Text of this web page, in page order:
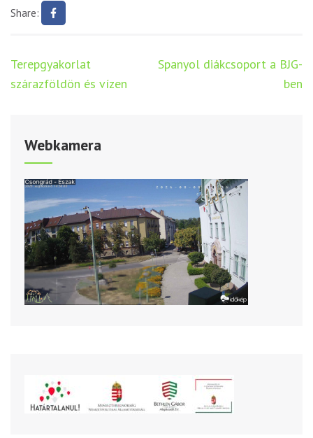
Share:
Bejegyzés
navigáció
Terepgyakorlat
szárazföldön és vízen
Spanyol diákcsoport a BJG-
ben
Webkamera